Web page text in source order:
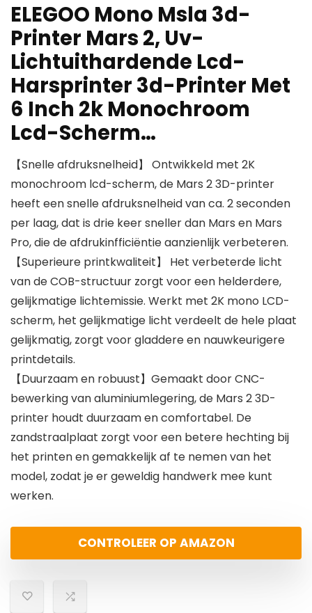
ELEGOO Mono Msla 3d-
Printer Mars 2, Uv-
Lichtuithardende Lcd-
Harsprinter 3d-Printer Met
6 Inch 2k Monochroom
Lcd-Scherm…
【Snelle afdruksnelheid】 Ontwikkeld met 2K
monochroom lcd-scherm, de Mars 2 3D-printer
heeft een snelle afdruksnelheid van ca. 2 seconden
per laag, dat is drie keer sneller dan Mars en Mars
Pro, die de afdrukinfficiëntie aanzienlijk verbeteren.
【Superieure printkwaliteit】 Het verbeterde licht
van de COB-structuur zorgt voor een helderdere,
gelijkmatige lichtemissie. Werkt met 2K mono LCD-
scherm, het gelijkmatige licht verdeelt de hele plaat
gelijkmatig, zorgt voor gladdere en nauwkeurigere
printdetails.
【Duurzaam en robuust】Gemaakt door CNC-
bewerking van aluminiumlegering, de Mars 2 3D-
printer houdt duurzaam en comfortabel. De
zandstraalplaat zorgt voor een betere hechting bij
het printen en gemakkelijk af te nemen van het
model, zodat je er geweldig handwerk mee kunt
werken.
CONTROLEER OP AMAZON